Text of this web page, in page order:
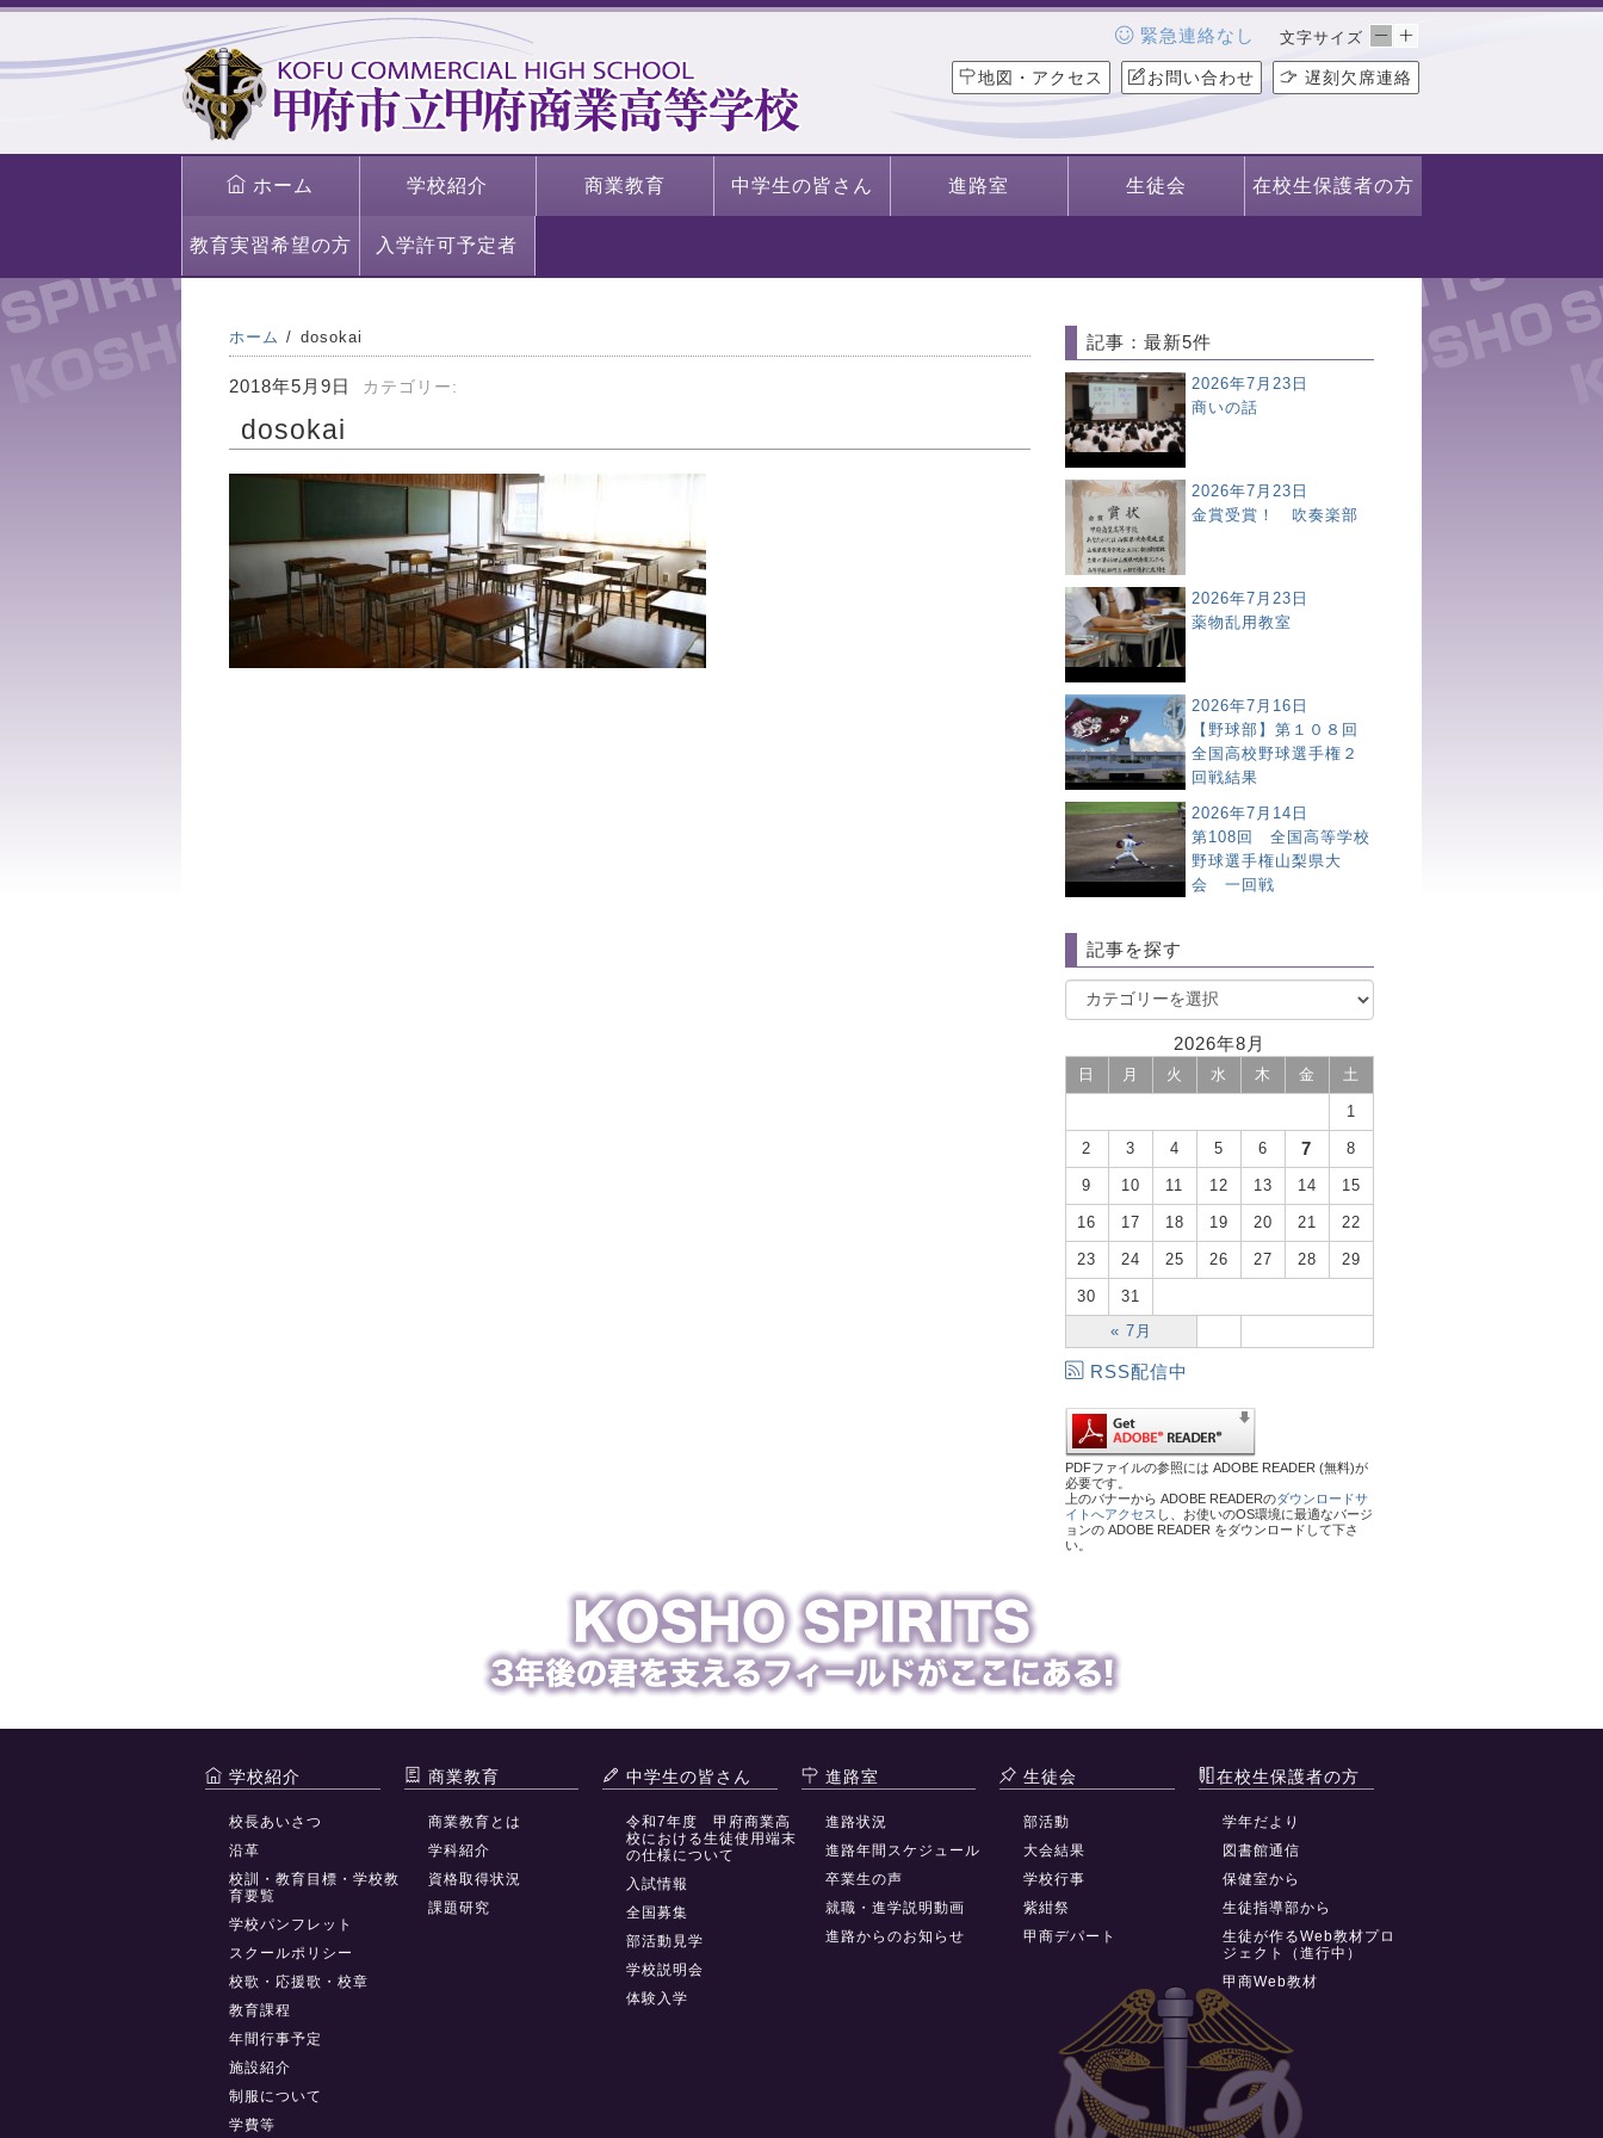
文字サイズ
地図・アクセス お問い合わせ 遅刻欠席連絡
緊急連絡なし
ホーム 学校紹介 商業教育 中学生の皆さん 進路室 生徒会 在校生保護者の方
教育実習希望の方 入学許可予定者
ホーム dosokai
2018年5月9日 カテゴリー:
dosokai
記事：最新5件
2026年7月23日
商いの話
2026年7月23日
金賞受賞！ 吹奏楽部
2026年7月23日
薬物乱用教室
2026年7月16日
【野球部】第１０８回
全国高校野球選手権２
回戦結果
2026年7月14日
第108回 全国高等学校
野球選手権山梨県大
会 一回戦
記事を探す
2026年8月
日 月 火 水 木 金 土
« 7月
1
2 3 4 5 6 7 8
9 10 11 12 13 14 15
16 17 18 19 20 21 22
23 24 25 26 27 28 29
30 31
RSS配信中
PDFファイルの参照には ADOBE READER (無料)が
必要です。
上のバナーから ADOBE READERのダウンロードサ
イトへアクセス し、お使いのOS環境に最適なバージ
ョンの ADOBE READER をダウンロードして下さ
い。
学校紹介
校長あいさつ
沿革
校訓・教育目標・学校教
育要覧
学校パンフレット
スクールポリシー
校歌・応援歌・校章
教育課程
年間行事予定
施設紹介
制服について
学費等
商業教育
商業教育とは
学科紹介
資格取得状況
課題研究
中学生の皆さん
令和7年度 甲府商業高
校における生徒使用端末
の仕様について
入試情報
全国募集
部活動見学
学校説明会
体験入学
進路室
進路状況
進路年間スケジュール
卒業生の声
就職・進学説明動画
進路からのお知らせ
生徒会
部活動
大会結果
学校行事
紫紺祭
甲商デパート
在校生保護者の方
学年だより
図書館通信
保健室から
生徒指導部から
生徒が作るWeb教材プロ
ジェクト（進行中）
甲商Web教材